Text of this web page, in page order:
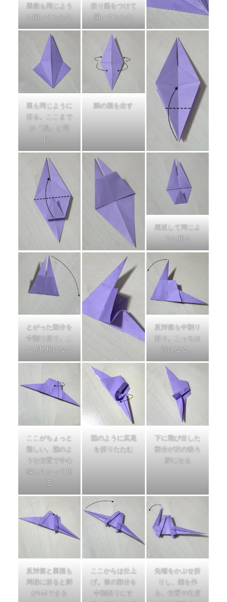
裏側も同じよう
に開いてたたむ
折り筋をつけて
開いてたたむ
裏も同じように
折る。ここまで
は「鶴」と同
じ。
隣の面を出す
裏返して同じよ
うに折る
とがった部分を
中割り折り。こ
こが尻尾になる
反対側も中割り
折り。こっちは
首になる。
ここがちょっと
難しい。図のよ
うな位置で中心
線に向かって折
る
図のように尻尾
を折りたたむ
下に飛び出した
部分が左の後ろ
脚になる
反対側と裏面も
同様に折ると脚
が4本できる
ここからは仕上
げ。首の部分を
中割折りにす
先端をかぶせ折
りし、頭を作
る。位置や角度